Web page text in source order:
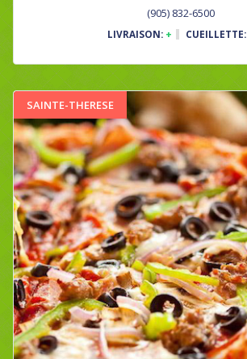
(905) 832-6500
LIVRAISON: + CUEILLETTE:
SAINTE-THERESE